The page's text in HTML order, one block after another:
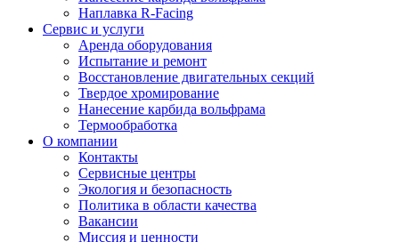
Наплавка R-Facing
Сервис и услуги
Аренда оборудования
Испытание и ремонт
Восстановление двигательных секций
Твердое хромирование
Нанесение карбида вольфрама
Термообработка
О компании
Контакты
Сервисные центры
Экология и безопасность
Политика в области качества
Вакансии
Миссия и ценности